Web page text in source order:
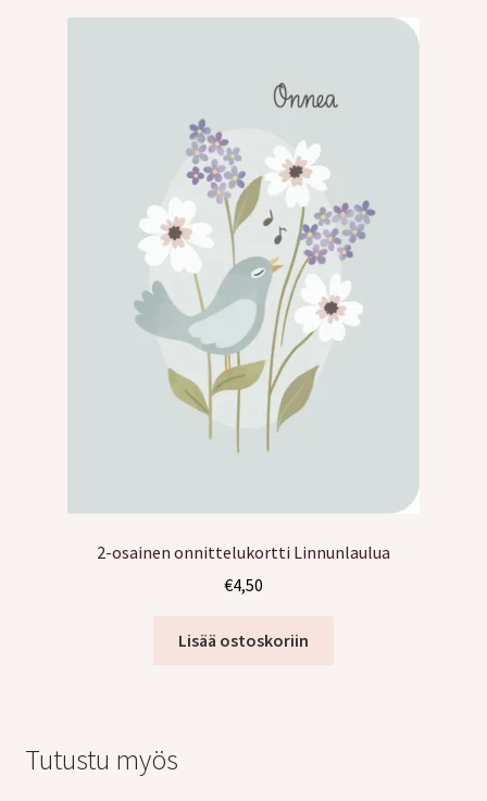
2-osainen onnittelukortti Linnunlaulua
€4,50
Lisää ostoskoriin
Tutustu myös